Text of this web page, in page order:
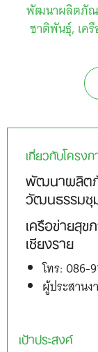
พัฒนาผลิตภัณ
ชาติพันธุ์ เค
เกี่ยวกับโครง
พัฒนาผลิต
วัฒนธรรม
เครือข่ายสุ
เชียงราย
โทร: 086-
ผู้ประสาน
เป้าประสงค์